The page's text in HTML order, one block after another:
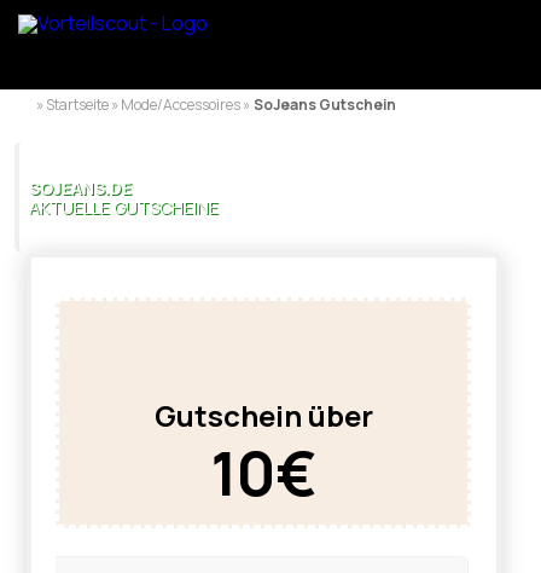
» Startseite » Mode/Accessoires »SoJeans Gutschein
SOJEANS.DE
AKTUELLE GUTSCHEINE
Gutschein über
10€